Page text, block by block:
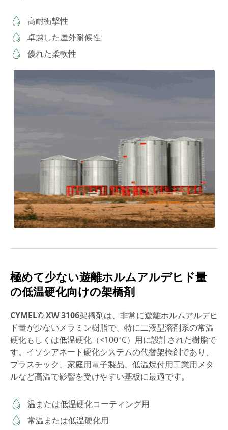
高耐衝撃性
卓越した屋外耐候性
優れた柔軟性
極めて少ない遊離ホルムアルデヒド量
の低温硬化向けの架橋剤
CYMEL© XW 3106架橋剤は、非常に遊離ホルムアルデヒ
ド量が少ないメラミン樹脂で、特に二液型溶剤系の常温
硬化もしくは低温硬化（<100°C）用に設計された樹脂で
す。イソシアネート硬化システムの代替架橋剤であり、
プラスチック、家庭用電子製品、低温焼付用工業用メタ
ルなど高温で影響を受けやすい基板に最適です。
温または低温硬化コーティング用
常温または低温硬化用